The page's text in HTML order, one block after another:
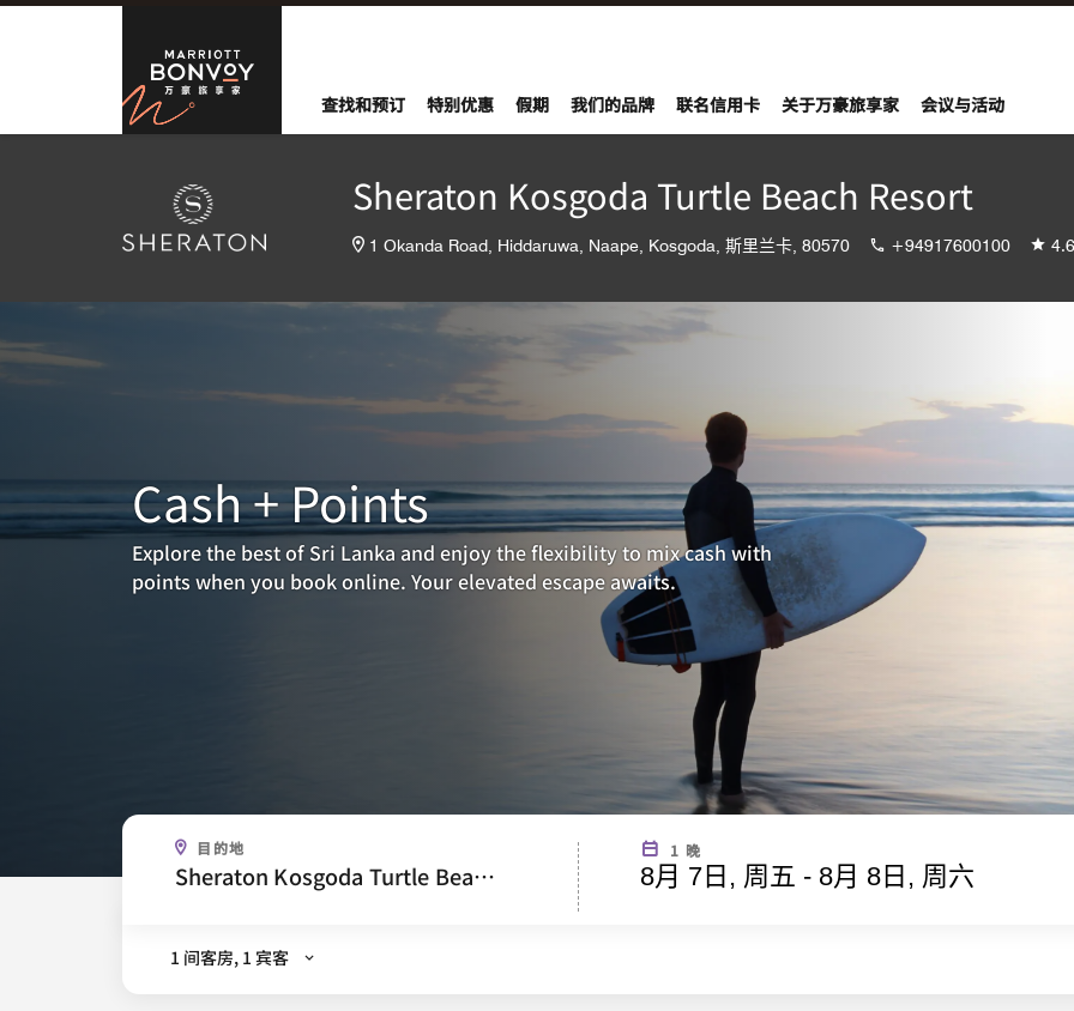
Skip to Content
万豪旅享家
查找和预订 特别优惠 假期 我们的品牌 联名信用卡 关于万豪旅享家 会议与活动
Sheraton Kosgoda Turtle Beach Resort
1 Okanda Road, Hiddaruwa, Naape, Kosgoda, 斯里兰卡, 80570 +94917600100 4.6
Cash + Points
Explore the best of Sri Lanka and enjoy the flexibility to mix cash with
points when you book online. Your elevated escape awaits.
目的地
.
1 晚
8月 7日, 周五 - 8月 8日, 周六
1 间客房, 1 宾客